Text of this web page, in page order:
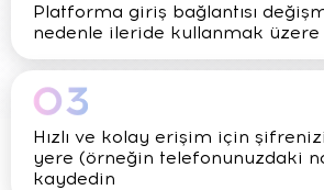
Platforma giriş bağlantısı
nedenle ileride kullanmak üzere
Hızlı ve kolay erişim için
yere (örneğin telefonunuzdaki
kaydedin